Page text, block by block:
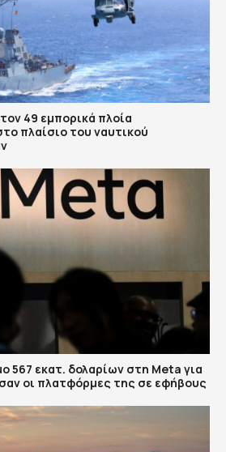
49 εμπορικά πλοία
πλαίσιο του ναυτικού
567 εκατ. δολαρίων στη Meta για
οι πλατφόρμες της σε εφήβους